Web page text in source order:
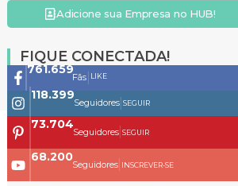
Adicione sua Empresa no HUB!
FIQUE CONECTADA!
761.659
Fãs LIKE
118.399
Seguidores| SEGUIR
73.704
Seguidores| SEGUIR
68.200
Seguidores| INSCREVER-SE